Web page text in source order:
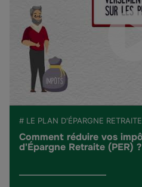
# LE PLAN D'ÉPARGNE
Comment réduire vos
d'Épargne Retraite (PER) ?